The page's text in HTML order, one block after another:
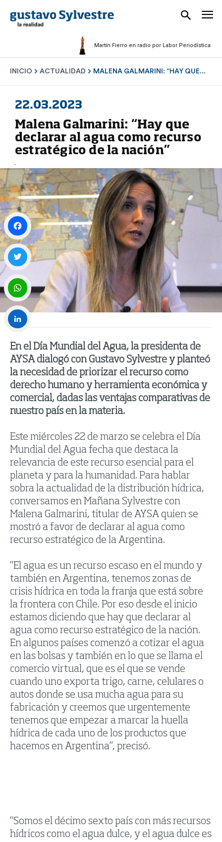
Martín Fierro en radio por Labor Periodística
INICIO ACTUALIDAD MALENA GALMARINI: “HAY QUE...
22.03.2023
Malena Galmarini: “Hay que
declarar al agua como recurso
estratégico de la nación”
En el Día Mundial del Agua, la presidenta de
AYSA dialogó con Gustavo Sylvestre y planteó
la necesidad de priorizar el recurso como
derecho humano y herramienta económica y
comercial, dadas las ventajas comparativas de
nuestro país en la materia.
Este miércoles 22 de marzo se celebra el Día
Mundial del Agua fecha que destaca la
relevancia de este recurso esencial para el
planeta y para la humanidad. Para hablar
sobra la actualidad de la distribución hídrica,
conversamos en Mañana Sylvestre con
Malena Galmarini, titular de AYSA quien se
mostró a favor de declarar al agua como
recurso estratégico de la Argentina.
“El agua es un recurso escaso en el mundo y
también en Argentina, tenemos zonas de
crisis hídrica en toda la franja que está sobre
la frontera con Chile. Por eso desde el inicio
estamos diciendo que hay que declarar al
agua como recurso estratégico de la nación.
En algunos países comenzó a cotizar el agua
en las bolsas y también en lo que se llama el
comercio virtual, que es el que se vende
cuando uno exporta trigo, carne, celulares o
autos donde se usa mucha agua para su
fabricación y creemos que urgentemente
tenemos que empezar a marcar la huella
hídrica de cada uno de los productos que
hacemos en Argentina”, precisó.
“Somos el décimo sexto país con más recursos
hídricos como el agua dulce, y el agua dulce es
Facebook
Twitter
WhatsApp
LinkedIn